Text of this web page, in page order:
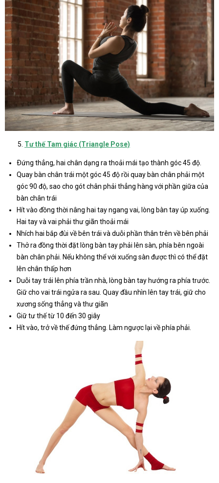
Tư thế Tam giác (Triangle Pose)
Ðứng thẳng, hai chân dạng ra thoải mái tạo thành góc 45 độ.
Quay bàn chân trái một góc 45 độ rồi quay bàn chân phải một
góc 90 độ, sao cho gót chân phải thẳng hàng với phần giữa của
bàn chân trái
Hít vào đồng thời nâng hai tay ngang vai, lòng bàn tay úp xuống.
Hai tay và vai phải thư giãn thoải mái
Nhích hai bắp đùi về bên trái và duỗi phần thân trên về bên phải
Thở ra đồng thời đặt lòng bàn tay phải lên sàn, phía bên ngoài
bàn chân phải. Nếu không thể với xuống sàn được thì có thể đặt
lên chân thấp hơn
Duỗi tay trái lên phía trần nhà, lòng bàn tay hướng ra phía trước.
Giữ cho vai trái ngửa ra sau. Quay đầu nhìn lên tay trái, giữ cho
xương sống thẳng và thư giãn
Giữ tư thế từ 10 đến 30 giây
Hít vào, trở về thế đứng thẳng. Làm ngược lại về phía phải.